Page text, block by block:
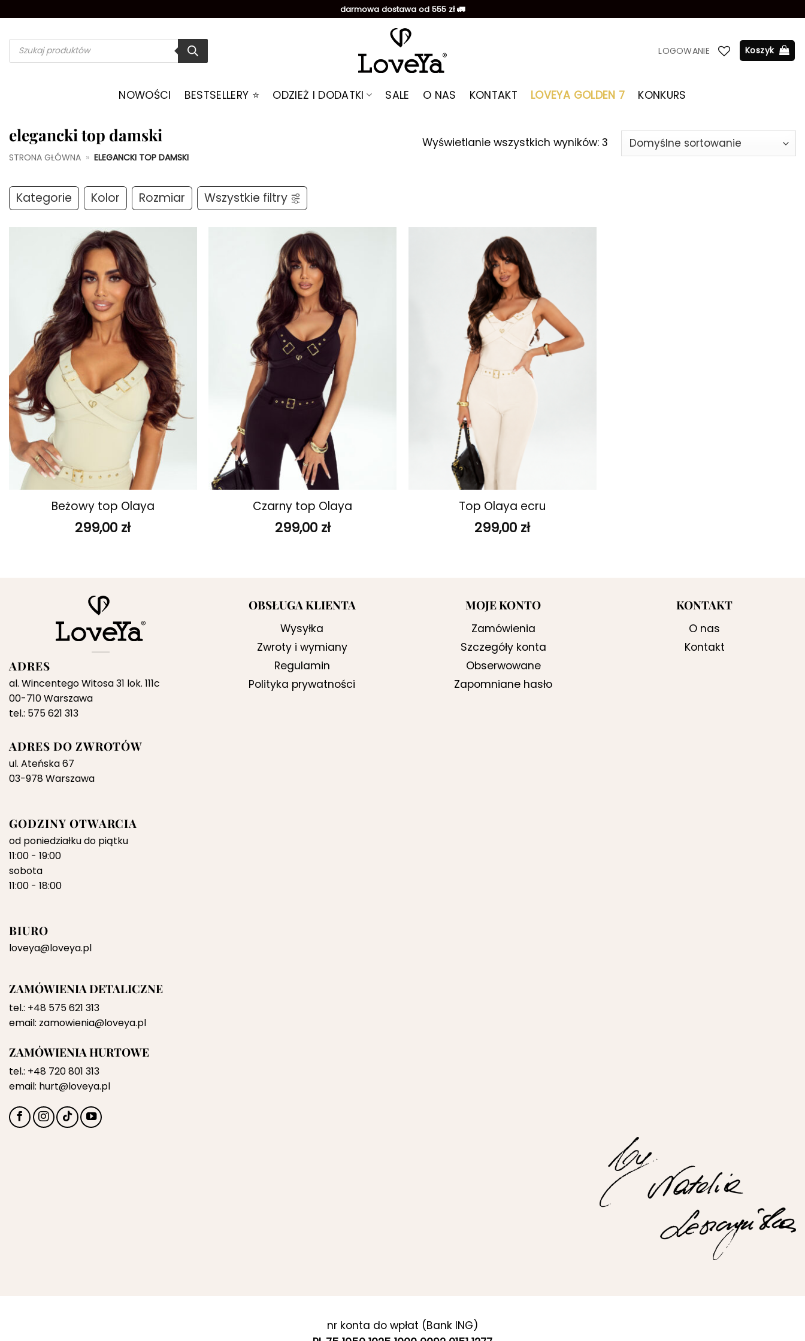
zawartości
darmowa dostawa od 555 zł 🚛
Wyszukiwarka
produktów LOGOWANIE Koszyk
NOWOŚCI BESTSELLERY ⭐️ ODZIEŻ I DODATKI SALE O NAS KONTAKT LOVEYA GOLDEN 7 KONKURS
elegancki top damski
STRONA GŁÓWNA » ELEGANCKI TOP DAMSKI
Wyświetlanie wszystkich wyników: 3
Kategorie Kolor Rozmiar Wszystkie filtry
ulubionych
+
Beżowy top Olaya
299,00 zł
+
Czarny top Olaya
299,00 zł
Top Olaya ecru
299,00 zł
ADRES
al. Wincentego Witosa 31 lok. 111c
00-710 Warszawa
tel.: 575 621 313
ADRES DO ZWROTÓW
ul. Ateńska 67
03-978 Warszawa
GODZINY OTWARCIA
od poniedziałku do piątku
11:00 - 19:00
sobota
11:00 - 18:00
BIURO
loveya@loveya.pl
ZAMÓWIENIA DETALICZNE
tel.: +48 575 621 313
email: zamowienia@loveya.pl
ZAMÓWIENIA HURTOWE
tel.: +48 720 801 313
email: hurt@loveya.pl
OBSŁUGA KLIENTA
Wysyłka
Zwroty i wymiany
Regulamin
Polityka prywatności
MOJE KONTO
Zamówienia
Szczegóły konta
Obserwowane
Zapomniane hasło
KONTAKT
O nas
Kontakt
nr konta do wpłat (Bank ING)